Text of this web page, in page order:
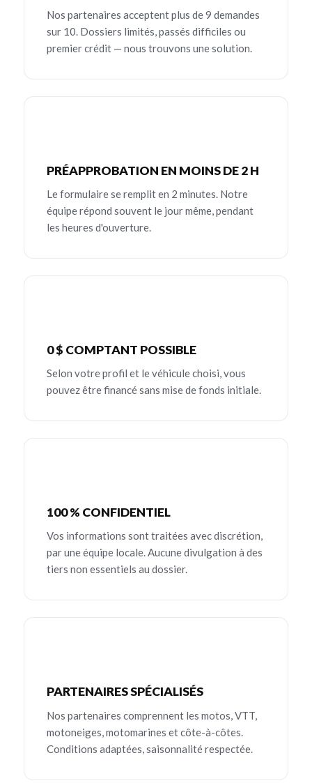
Nos partenaires acceptent plus de 9 demandes
sur 10. Dossiers limités, passés difficiles ou
premier crédit — nous trouvons une solution.
PRÉAPPROBATION EN MOINS DE 2 H
Le formulaire se remplit en 2 minutes. Notre
équipe répond souvent le jour même, pendant
les heures d'ouverture.
0 $ COMPTANT POSSIBLE
Selon votre profil et le véhicule choisi, vous
pouvez être financé sans mise de fonds initiale.
100 % CONFIDENTIEL
Vos informations sont traitées avec discrétion,
par une équipe locale. Aucune divulgation à des
tiers non essentiels au dossier.
PARTENAIRES SPÉCIALISÉS
Nos partenaires comprennent les motos, VTT,
motoneiges, motomarines et côte-à-côtes.
Conditions adaptées, saisonnalité respectée.